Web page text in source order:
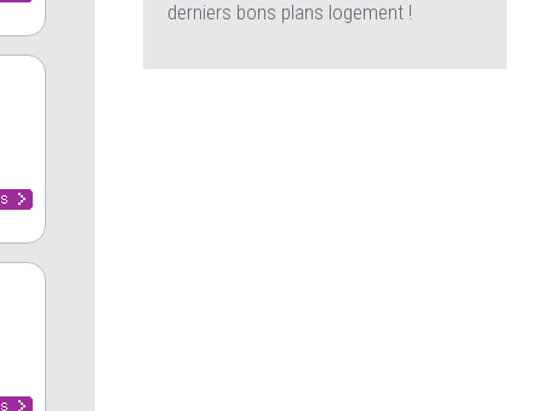
derniers bons plans logement !